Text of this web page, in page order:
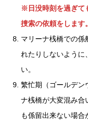
※日没時刻を過ぎて
捜索の依頼をします。
マリーナ桟橋での係
れたりしないように
い。
繁忙期（ゴールデン
ナ桟橋が大変混み合
も係留出来ない場